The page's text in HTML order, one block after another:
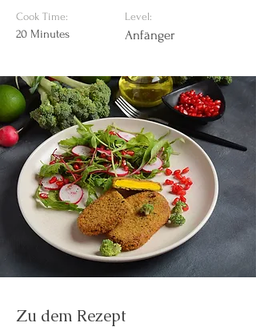
Cook Time:
20 Minutes
Level:
Anfänger
Zu dem Rezept